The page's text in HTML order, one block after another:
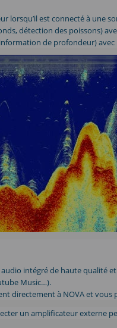
lorsqu’il est connecté à une
détection des poissons)
de profondeur)
audio intégré de haute
Music…).
directement à NOVA et
un amplificateur externe